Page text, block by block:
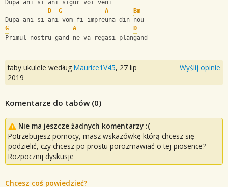
Dupa ani si ani sigur voi veni
D
G A
Bm
Dupa ani si ani vom fi impreuna din nou
G
A
D
Primul nostru gand ne va regasi plangand
taby ukulele według Maurice1V45, 27 lip
2019
Wyślij opinie
Komentarze do tabów (0)
Nie ma jeszcze żadnych komentarzy :(
Potrzebujesz pomocy, masz wskazówkę którą chcesz się
podzielić, czy chcesz po prostu porozmawiać o tej piosence?
Rozpocznij dyskusje
Chcesz coś powiedzieć?